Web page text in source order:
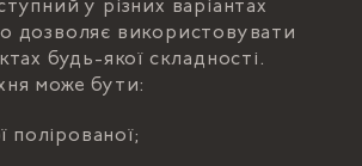
у різних варіантах
дозволяє використовувати
будь-якої складності.
може бути:
полірованої;